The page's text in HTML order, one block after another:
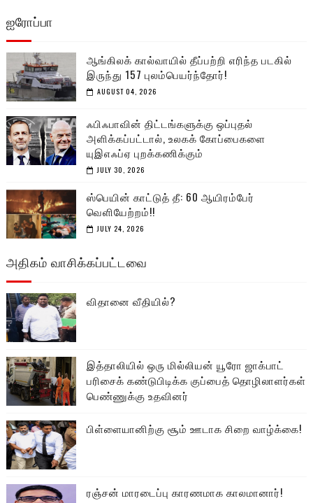
ஐரோப்பா
ஆங்கிலக் கால்வாயில் தீப்பற்றி எரிந்த படகில்
இருந்து 157 புலம்பெயர்ந்தோர்!
AUGUST 04, 2026
ஃபிஃபாவின் திட்டங்களுக்கு ஒப்புதல்
அளிக்கப்பட்டால், உலகக் கோப்பைகளை
யுஇஎஃப்ஏ புறக்கணிக்கும்
JULY 30, 2026
ஸ்பெயின் காட்டுத் தீ: 60 ஆயிரம்பேர்
வெளியேற்றம்!!
JULY 24, 2026
அதிகம் வாசிக்கப்பட்டவை
விதானை வீதியில்?
இத்தாலியில் ஒரு மில்லியன் யூரோ ஜாக்பாட்
பரிசைக் கண்டுபிடிக்க குப்பைத் தொழிலாளர்கள்
பெண்ணுக்கு உதவினர்
பிள்ளையானிற்கு சூம் ஊடாக சிறை வாழ்க்கை!
ரஞ்சன் மாரடைப்பு காரணமாக காலமானார்!